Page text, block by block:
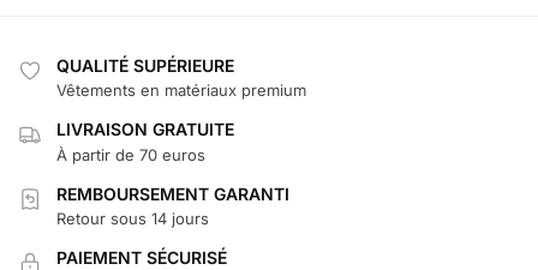
QUALITÉ SUPÉRIEURE
Vêtements en matériaux premium
LIVRAISON GRATUITE
À partir de 70 euros
REMBOURSEMENT GARANTI
Retour sous 14 jours
PAIEMENT SÉCURISÉ